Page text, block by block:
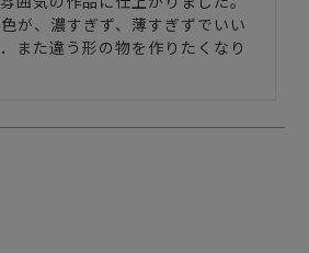
が、濃すぎず、薄すぎずでいい
また違う形の物を作りたくなり